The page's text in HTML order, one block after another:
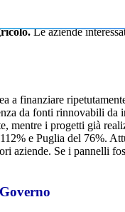
Le aziende
a finanziare
da fonti rinnovabili da
mentre i progetti già
e Puglia del 76%.
aziende. Se i pannelli